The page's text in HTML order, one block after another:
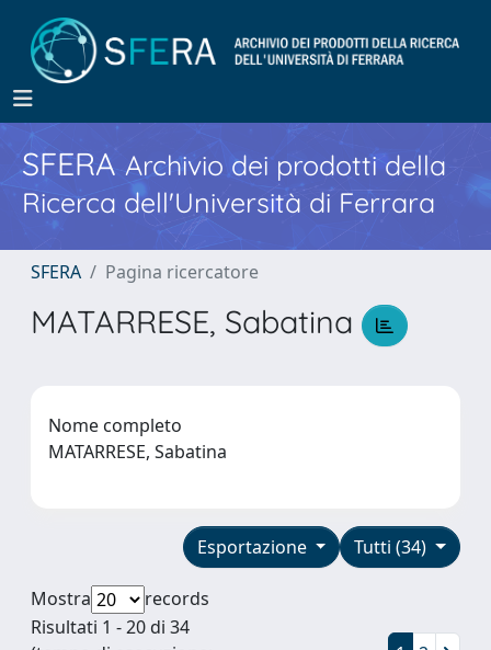
SFERA Archivio dei prodotti della
Ricerca dell'Università di Ferrara
SFERA Pagina ricercatore
MATARRESE, Sabatina
Nome completo
MATARRESE, Sabatina
Tutti (34)
Esportazione
Mostra
records
Risultati 1 - 20 di 34